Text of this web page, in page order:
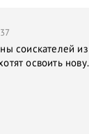
соискателей
освоить